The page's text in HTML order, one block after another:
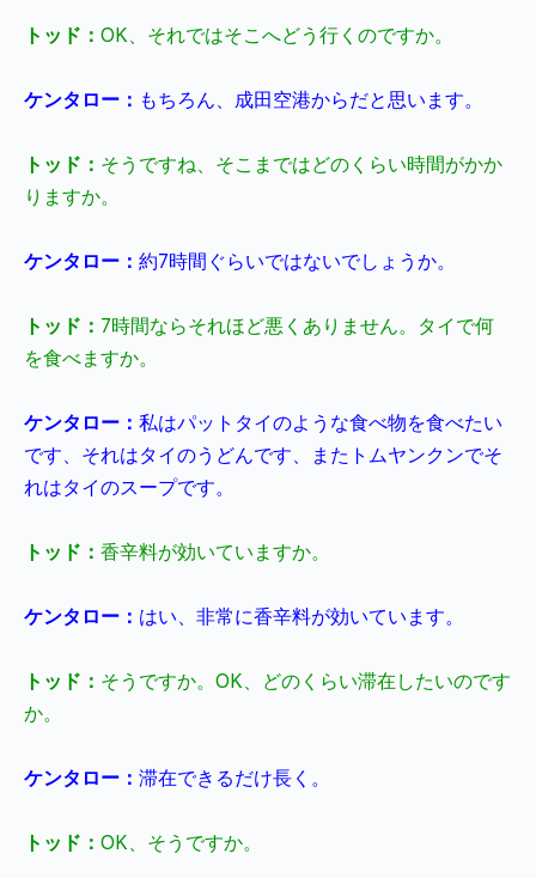
トッド： OK、それではそこへどう行くのですか。
ケンタロー： もちろん、成田空港からだと思います。
トッド： そうですね、そこまではどのくらい時間がかか
りますか。
ケンタロー： 約7時間ぐらいではないでしょうか。
トッド： 7時間ならそれほど悪くありません。
タイで何
を食べますか。
ケンタロー： 私はパットタイのような食べ物を食べたい
です、それはタイのうどんです、またトムヤンクンでそ
れはタイのスープです。
トッド： 香辛料が効いていますか。
ケンタロー： はい、非常に香辛料が効いています。
トッド： そうですか。 OK、どのくらい滞在したいのです
か。
ケンタロー： 滞在できるだけ長く。
トッド： OK、そうですか。